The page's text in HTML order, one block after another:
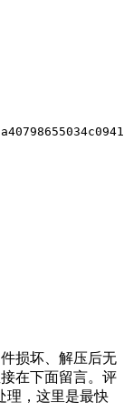
损坏、解压后无
在下面留言。评
理，这里是最快